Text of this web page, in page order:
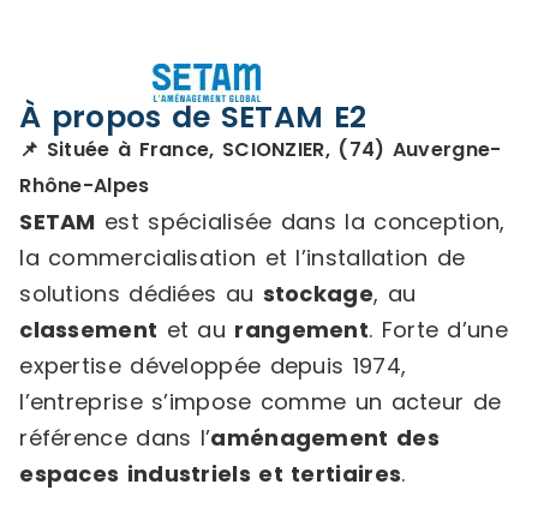
À propos de SETAM E2
📌 Située à France, SCIONZIER, (74) Auvergne-
Rhône-Alpes
SETAM est spécialisée dans la conception,
la commercialisation et l’installation de
solutions dédiées au stockage, au
classement et au rangement. Forte d’une
expertise développée depuis 1974,
l’entreprise s’impose comme un acteur de
référence dans l’aménagement des
espaces industriels et tertiaires.